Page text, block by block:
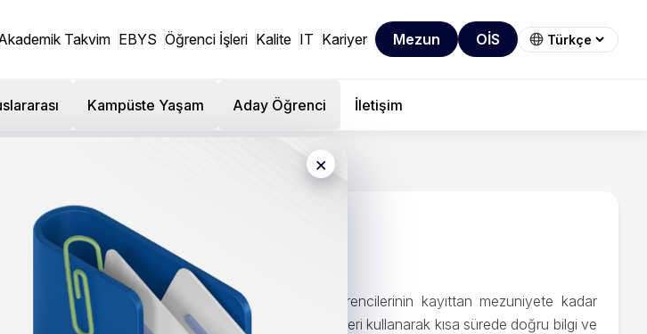
Takvim EBYS Öğrenci İşleri Kalite IT Kariyer Mezun OİS
Kampüste Yaşam Aday Öğrenci İletişim
×
Direktörlüğü, lisansüstü, lisans ve ön lisans öğrencilerinin kayıttan mezuniyete kadar
bilgi akışını sağlar. Sürekli gelişen bilgi ve teknolojileri kullanarak kısa sürede doğru bilgi ve